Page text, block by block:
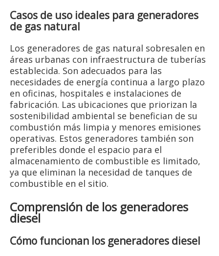
Casos de uso ideales para generadores
de gas natural
Los generadores de gas natural sobresalen en
áreas urbanas con infraestructura de tuberías
establecida. Son adecuados para las
necesidades de energía continua a largo plazo
en oficinas, hospitales e instalaciones de
fabricación. Las ubicaciones que priorizan la
sostenibilidad ambiental se benefician de su
combustión más limpia y menores emisiones
operativas. Estos generadores también son
preferibles donde el espacio para el
almacenamiento de combustible es limitado,
ya que eliminan la necesidad de tanques de
combustible en el sitio.
Comprensión de los generadores
diesel
Cómo funcionan los generadores diesel